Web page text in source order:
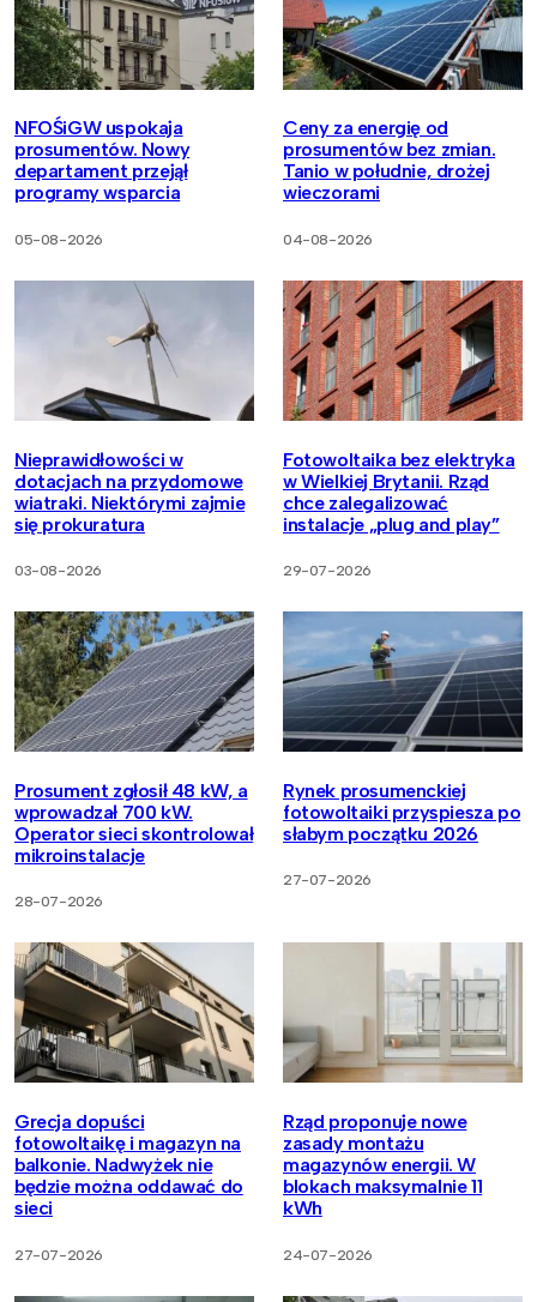
NFOŚiGW uspokaja
prosumentów. Nowy
departament przejął
programy wsparcia
05-08-2026
Ceny za energię od
prosumentów bez zmian.
Tanio w południe, drożej
wieczorami
04-08-2026
Nieprawidłowości w
dotacjach na przydomowe
wiatraki. Niektórymi zajmie
się prokuratura
03-08-2026
Fotowoltaika bez elektryka
w Wielkiej Brytanii. Rząd
chce zalegalizować
instalacje „plug and play”
29-07-2026
Prosument zgłosił 48 kW, a
wprowadzał 700 kW.
Operator sieci skontrolował
mikroinstalacje
28-07-2026
Rynek prosumenckiej
fotowoltaiki przyspiesza po
słabym początku 2026
27-07-2026
Grecja dopuści
fotowoltaikę i magazyn na
balkonie. Nadwyżek nie
będzie można oddawać do
sieci
27-07-2026
Rząd proponuje nowe
zasady montażu
magazynów energii. W
blokach maksymalnie 11
kWh
24-07-2026